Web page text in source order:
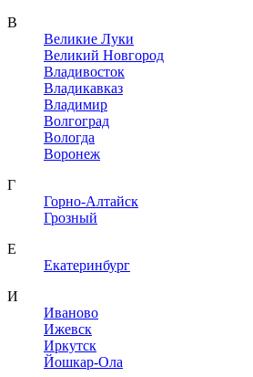
В
Великие Луки
Великий Новгород
Владивосток
Владикавказ
Владимир
Волгоград
Вологда
Воронеж
Г
Горно-Алтайск
Грозный
Е
Екатеринбург
И
Иваново
Ижевск
Иркутск
Йошкар-Ола